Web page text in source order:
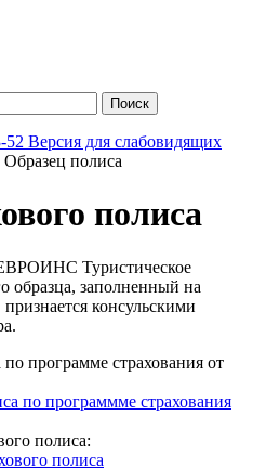
Поиск
52 Версия для слабовидящих
Образец полиса
полиса
Туристическое
образца, заполненный на
консульскими
программе страхования от
полиса: